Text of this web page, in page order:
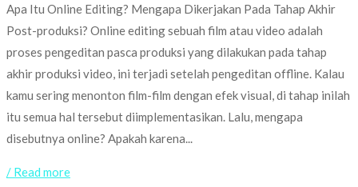
Apa Itu Online Editing? Mengapa Dikerjakan Pada Tahap Akhir
Post-produksi? Online editing sebuah film atau video adalah
proses pengeditan pasca produksi yang dilakukan pada tahap
akhir produksi video, ini terjadi setelah pengeditan offline. Kalau
kamu sering menonton film-film dengan efek visual, di tahap inilah
itu semua hal tersebut diimplementasikan. Lalu, mengapa
disebutnya online? Apakah karena...
/ Read more